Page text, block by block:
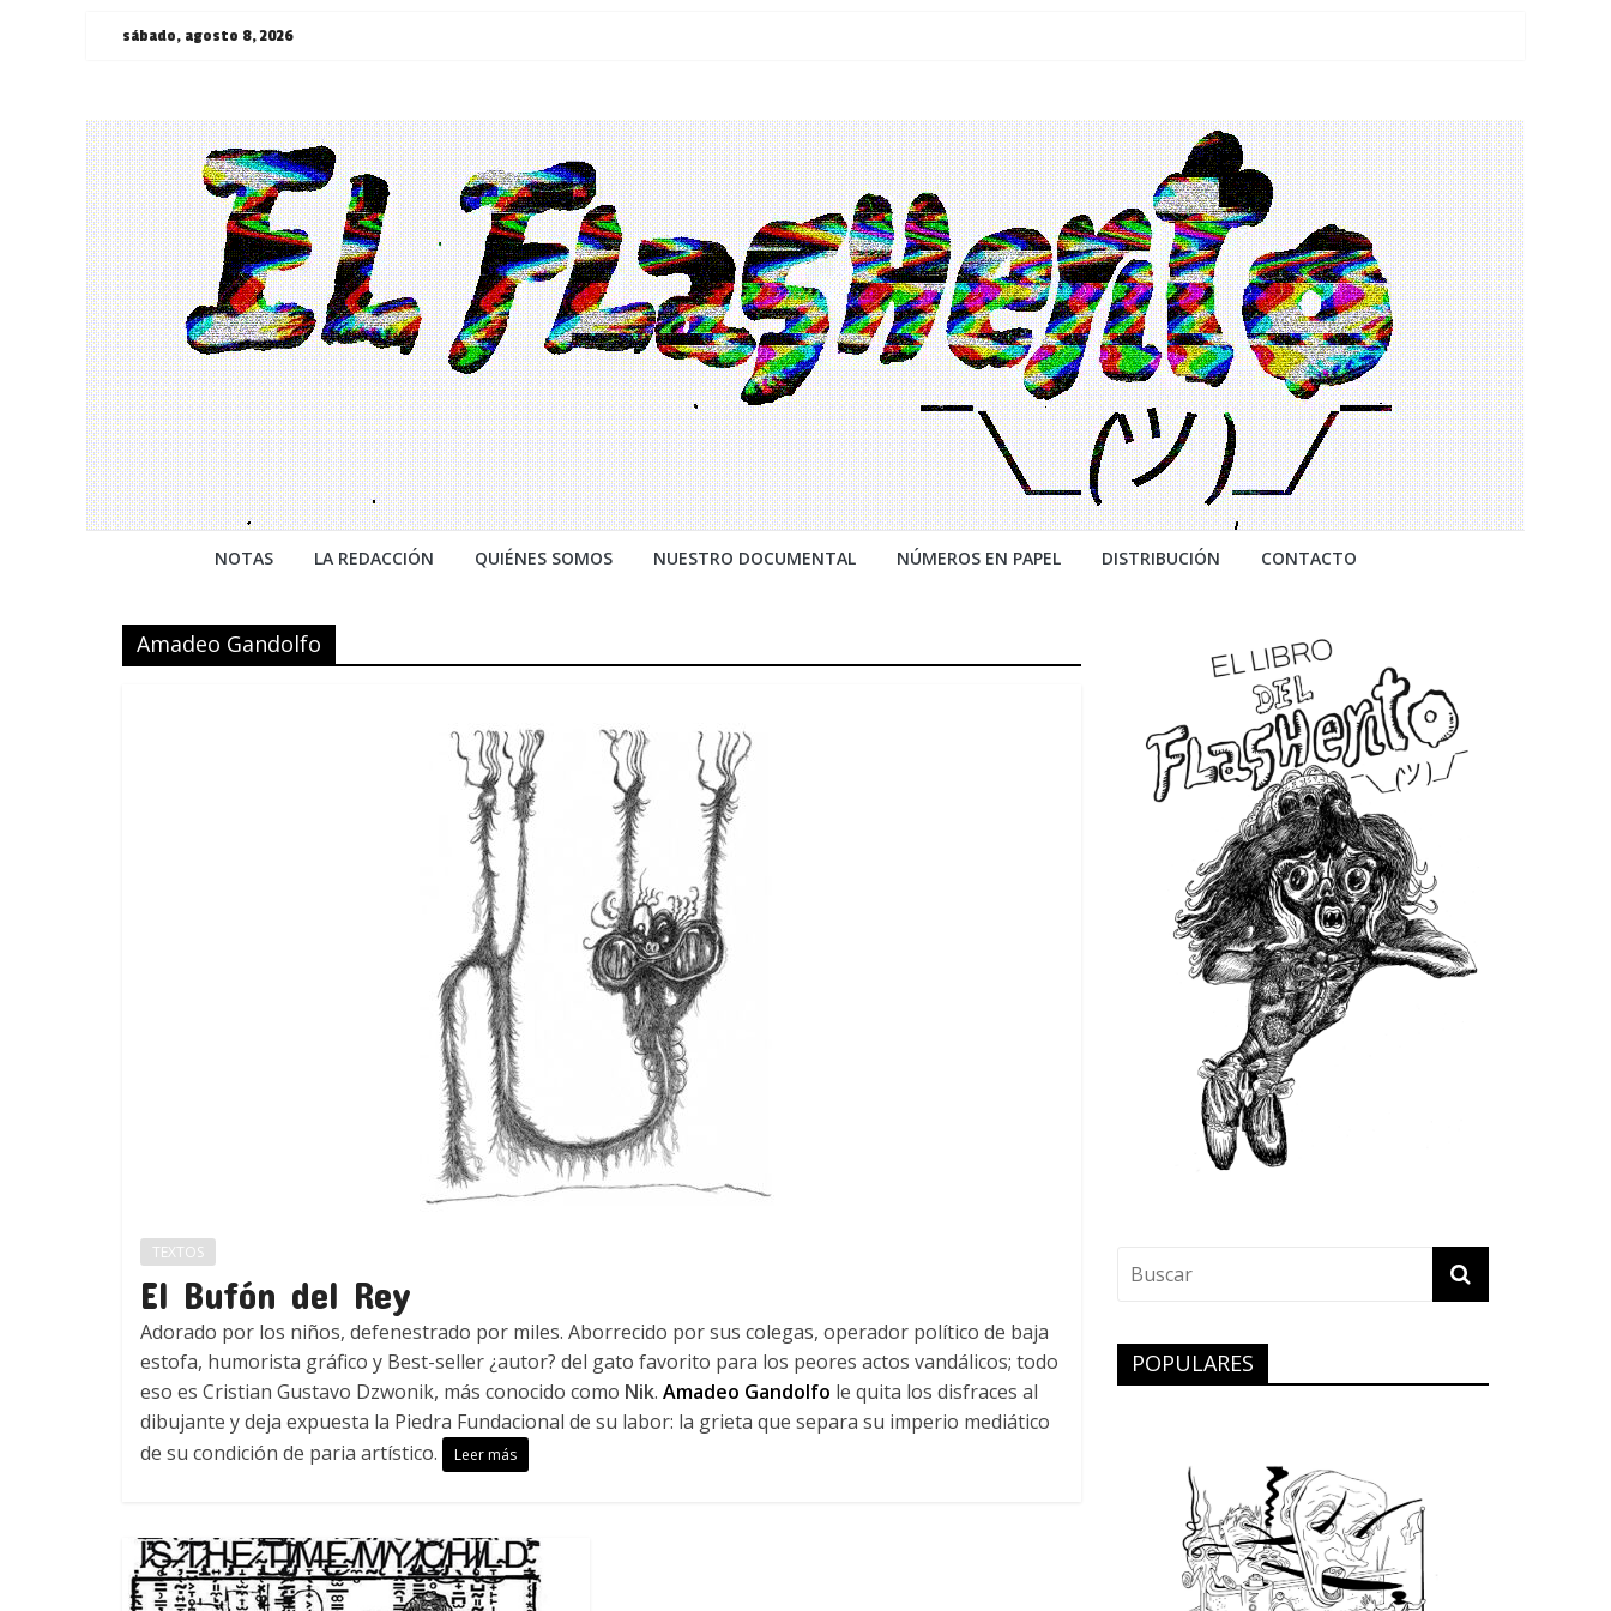
Saltarsábado, agosto 8, 2026
¯\_(ツ)_/
¯
NOTAS LA REDACCIÓN QUIÉNES SOMOS NUESTRO DOCUMENTAL NÚMEROS EN PAPEL DISTRIBUCIÓN CONTACTO
Amadeo Gandolfo
TEXTOS
El Bufón del Rey
Adorado por los niños, defenestrado por miles. Aborrecido por sus colegas, operador político de baja
estofa, humorista gráfico y Best-seller ¿autor? del gato favorito para los peores actos vandálicos; todo
eso es Cristian Gustavo Dzwonik, más conocido como Nik. Amadeo Gandolfo le quita los disfraces al
dibujante y deja expuesta la Piedra Fundacional de su labor: la grieta que separa su imperio mediático
de su condición de paria artístico.
Leer más
POPULARES